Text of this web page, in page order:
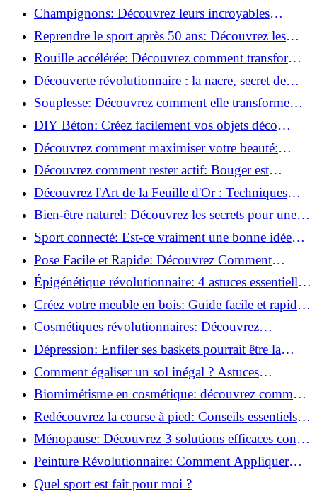
essentielles à respecter!
Champignons: Découvrez leurs incroyables
pouvoirs antioxydants!
Reprendre le sport après 50 ans: Découvrez les
meilleures méthodes!
Rouille accélérée: Découvrez comment transformer
la corrosion en déco tendance!
Découverte révolutionnaire : la nacre, secret de
régénération inouï !
Souplesse: Découvrez comment elle transforme
votre performance sportive!
DIY Béton: Créez facilement vos objets déco
tendance!
Découvrez comment maximiser votre beauté:
Astuces et secrets révélés!
Découvrez comment rester actif: Bouger est
toujours possible!
Découvrez l'Art de la Feuille d'Or : Techniques
Incontournables pour Réussir!
Bien-être naturel: Découvrez les secrets pour une
vie saine!
Sport connecté: Est-ce vraiment une bonne idée
pour vous?
Pose Facile et Rapide: Découvrez Comment
Monter des Carreaux de Béton Cellulaire!
Épigénétique révolutionnaire: 4 astuces essentielles
pour transformer votre bien-être!
Créez votre meuble en bois: Guide facile et rapide
pour débutants!
Cosmétiques révolutionnaires: Découvrez
comment les fermes verticales transforment la
beauté!
Dépression: Enfiler ses baskets pourrait être la
solution!
Comment égaliser un sol inégal ? Astuces
infaillibles pour réussir !
Biomimétisme en cosmétique: découvrez comment
la nature inspire l'avenir des soins beauté!
Redécouvrez la course à pied: Conseils essentiels
pour reprendre!
Ménopause: Découvrez 3 solutions efficaces contre
les bouffées de chaleur!
Peinture Révolutionnaire: Comment Appliquer
Deux Couleurs Sur Une Porte!
Quel sport est fait pour moi ?